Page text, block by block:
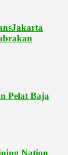
Pelat Baja
Nation